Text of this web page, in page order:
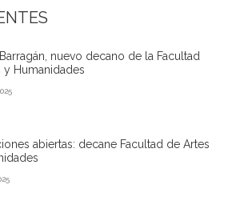
nuevo decano de la Facultad
y Humanidades
abiertas: decane Facultad de Artes